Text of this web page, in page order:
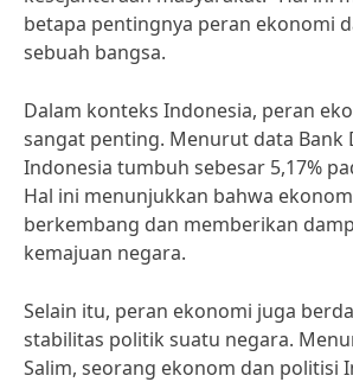
betapa pentingnya peran ekonomi
sebuah bangsa.
Dalam konteks Indonesia, peran
sangat penting. Menurut data Bank
Indonesia tumbuh sebesar 5,17%
Hal ini menunjukkan bahwa
berkembang dan memberikan
kemajuan negara.
Selain itu, peran ekonomi juga
stabilitas politik suatu negara.
Salim, seorang ekonom dan politisi